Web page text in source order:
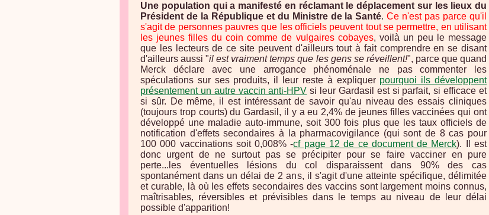
Une population qui a manifesté en réclamant le déplacement sur les lieux du
Président de la République et du Ministre de la Santé.Ce n'est pas parce qu'il
s'agit de personnes pauvres que les officiels peuvent tout se permettre, en utilisant
les jeunes filles du coin comme de vulgaires cobayes, voilà un peu le message
que les lecteurs de ce site peuvent d'ailleurs tout à fait comprendre en se disant
d'ailleurs aussi "il est vraiment temps que les gens se réveillent!", parce que quand
Merck déclare avec une arrogance phénoménale ne pas commenter les
spéculations sur ses produits, il leur reste à expliquer pourquoi ils développent
présentement un autre vaccin anti-HPV si leur Gardasil est si parfait, si efficace et
si sûr. De même, il est intéressant de savoir qu'au niveau des essais cliniques
(toujours trop courts) du Gardasil, il y a eu 2,4% de jeunes filles vaccinées qui ont
développé une maladie auto-immune, soit 300 fois plus que les taux officiels de
notification d'effets secondaires à la pharmacovigilance (qui sont de 8 cas pour
100 000 vaccinations soit 0,008% -cf page 12 de ce document de Merck). Il est
donc urgent de ne surtout pas se précipiter pour se faire vacciner en pure
perte...les éventuelles lésions du col disparaissent dans 90% des cas
spontanément dans un délai de 2 ans, il s'agit d'une atteinte spécifique, délimitée
et curable, là où les effets secondaires des vaccins sont largement moins connus,
maîtrisables, réversibles et prévisibles dans le temps au niveau de leur délai
possible d'apparition!